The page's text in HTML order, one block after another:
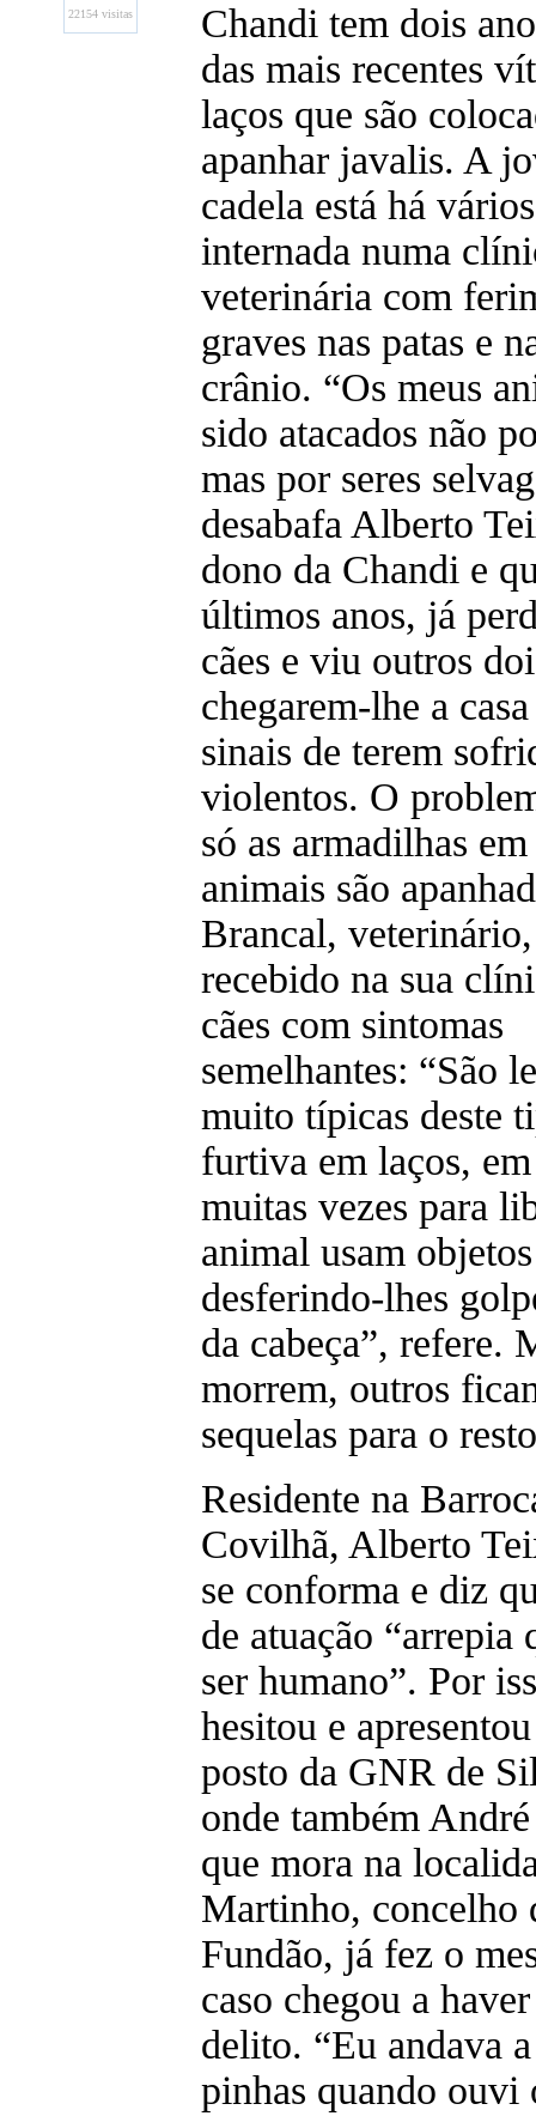
22154 visitas
Chandi tem dois
das mais recentes
laços que são
apanhar javalis. A
cadela está há
internada numa
veterinária com
graves nas patas e
crânio. “Os meus
sido atacados não
mas por seres
desabafa Alberto
dono da Chandi e
últimos anos, já
cães e viu outros
chegarem-lhe a
sinais de terem
violentos. O
só as armadilhas
animais são
Brancal,
recebido na sua
cães com sintomas
semelhantes: “São
muito típicas deste
furtiva em laços,
muitas vezes para
animal usam
desferindo-lhes
da cabeça”, refere.
morrem, outros
sequelas para o
Residente na
Covilhã, Alberto
se conforma e diz
de atuação “arrepia
ser humano”. Por
hesitou e
posto da GNR de
onde também
que mora na
Martinho, concelho
Fundão, já fez o
caso chegou a
delito. “Eu andava
pinhas quando ouvi